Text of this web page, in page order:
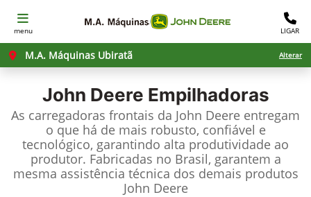
menu LIGAR
M.A. Máquinas Ubiratã Alterar
John Deere Empilhadoras
As carregadoras frontais da John Deere entregam
o que há de mais robusto, confiável e
tecnológico, garantindo alta produtividade ao
produtor. Fabricadas no Brasil, garantem a
mesma assistência técnica dos demais produtos
John Deere